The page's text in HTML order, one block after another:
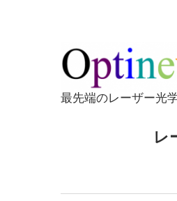
テ
ン
ツ
プ
最先端のレーザー光
レ